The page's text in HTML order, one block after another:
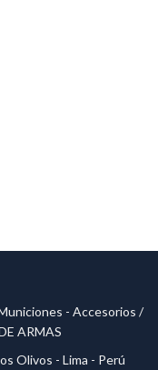
- Accesorios /
ARMAS
Olivos - Lima - Perú